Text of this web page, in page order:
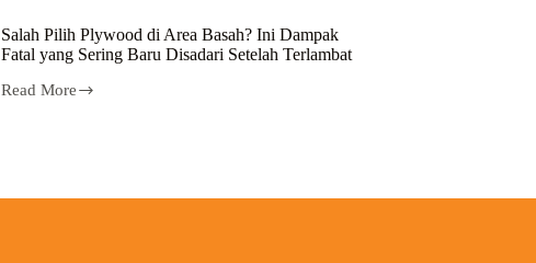
Salah Pilih Plywood di Area Basah? Ini Dampak
Fatal yang Sering Baru Disadari Setelah Terlambat
Read More